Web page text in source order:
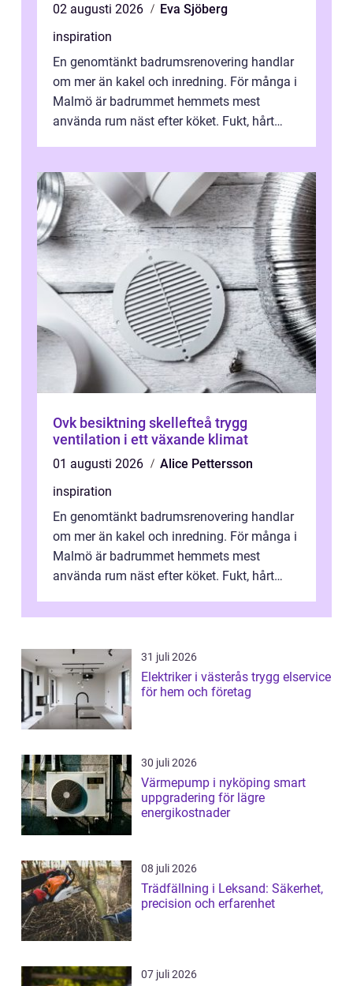
02 augusti 2026
Eva Sjöberg
inspiration
En genomtänkt badrumsrenovering handlar
om mer än kakel och inredning. För många i
Malmö är badrummet hemmets mest
använda rum näst efter köket. Fukt, hårt
Ovk besiktning skellefteå trygg
ventilation i ett växande klimat
01 augusti 2026
Alice Pettersson
inspiration
En genomtänkt badrumsrenovering handlar
om mer än kakel och inredning. För många i
Malmö är badrummet hemmets mest
använda rum näst efter köket. Fukt, hårt
...
31 juli 2026
Elektriker i västerås trygg elservice
för hem och företag
30 juli 2026
Värmepump i nyköping smart
uppgradering för lägre
energikostnader
08 juli 2026
Trädfällning i Leksand: Säkerhet,
precision och erfarenhet
07 juli 2026